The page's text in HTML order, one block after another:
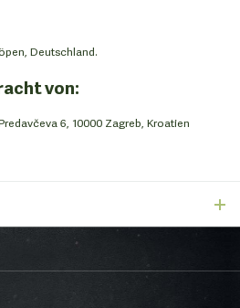
Deutschland.
von:
6, 10000 Zagreb, Kroatien